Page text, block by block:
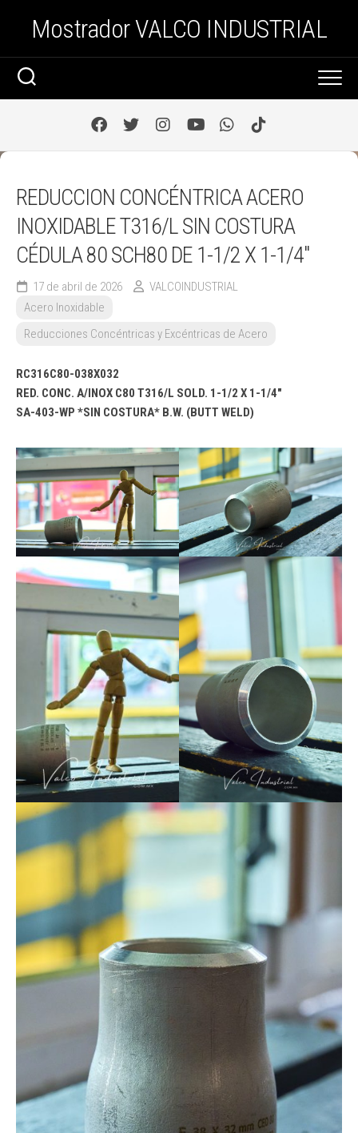
Mostrador VALCO INDUSTRIAL
REDUCCION CONCÉNTRICA ACERO
INOXIDABLE T316/L SIN COSTURA
CÉDULA 80 SCH80 DE 1-1/2 X 1-1/4″
17 de abril de 2026
VALCOINDUSTRIAL
Acero Inoxidable
Reducciones Concéntricas y Excéntricas de Acero
RC316C80-038X032
RED. CONC. A/INOX C80 T316/L SOLD. 1-1/2 X 1-1/4″
SA-403-WP *SIN COSTURA* B.W. (BUTT WELD)